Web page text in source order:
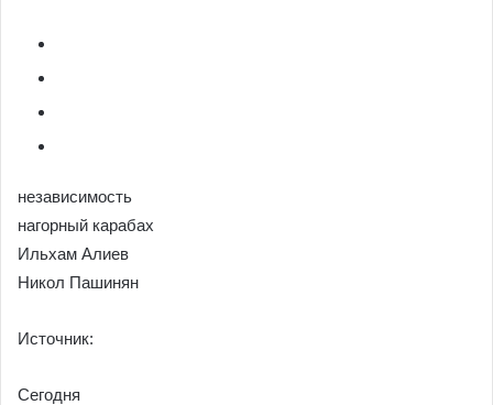
независимость
нагорный карабах
Ильхам Алиев
Никол Пашинян
Источник:
Сегодня